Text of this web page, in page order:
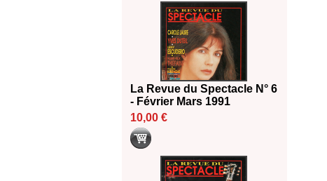
La Revue du Spectacle N° 6
- Février Mars 1991
10,00 €